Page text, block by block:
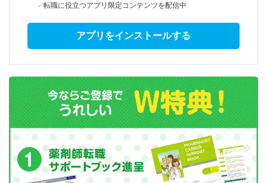
転職に役立つアプリ限定コンテンツを配信中
アプリをインストールする